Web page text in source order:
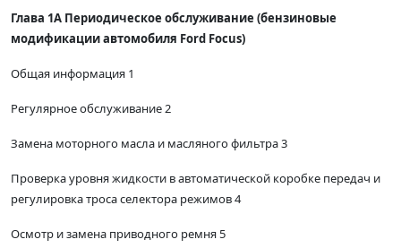
Глава 1А Периодическое обслуживание (бензиновые
модификации автомобиля Ford Focus)
Общая информация 1
Регулярное обслуживание 2
Замена моторного масла и масляного фильтра 3
Проверка уровня жидкости в автоматической коробке передач и
регулировка троса селектора режимов 4
Осмотр и замена приводного ремня 5